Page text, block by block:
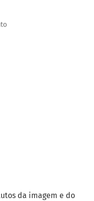
da imagem e do